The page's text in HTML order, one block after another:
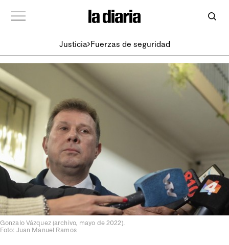
Justicia Fuerzas de seguridad
Gonzalo Vázquez (archivo, mayo de 2022).
Foto: Juan Manuel Ramos